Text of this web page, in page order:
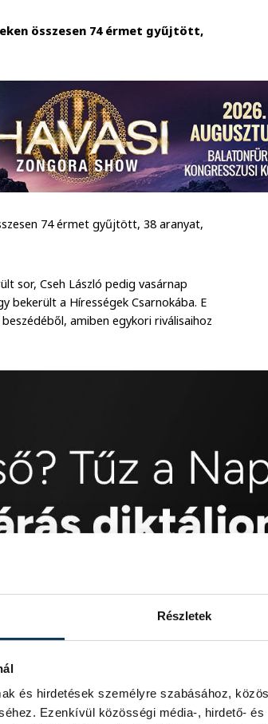
Részletek
és hirdetések személyre szabásához,
Ezenkívül közösségi média-, hirdető-
összesen 74 érmet gyűjtött,
74 érmet gyűjtött, 38 aranyat,
sor, Cseh László pedig vasárnap
bekerült a Hírességek Csarnokába. E
amiben egykori riválisaihoz